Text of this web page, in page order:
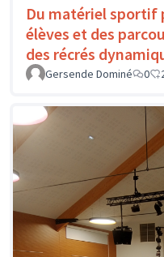
Du matériel sportif
élèves et des
des récrés
Gersende Dominé 0